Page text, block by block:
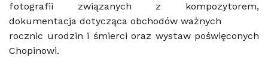
fotografii związanych z kompozytorem,
dokumentacja dotycząca obchodów ważnych
rocznic urodzin i śmierci oraz wystaw poświęconych
Chopinowi.